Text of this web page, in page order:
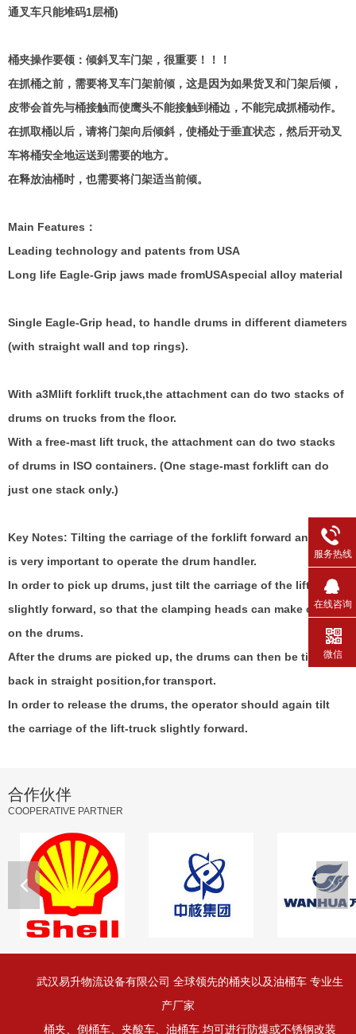
通叉车只能堆码1层桶)
桶夹操作要领：倾斜叉车门架，很重要！！！
在抓桶之前，需要将叉车门架前倾，这是因为如果货叉和门架后倾，
皮带会首先与桶接触而使鹰头不能接触到桶边，不能完成抓桶动作。
在抓取桶以后，请将门架向后倾斜，使桶处于垂直状态，然后开动叉
车将桶安全地运送到需要的地方。
在释放油桶时，也需要将门架适当前倾。
Main Features ：
Leading technology and patents from USA
Long life Eagle-Grip jaws made fromUSAspecial alloy material
Single Eagle-Grip head, to handle drums in different diameters
(with straight wall and top rings).
With a3Mlift forklift truck,the attachment can do two stacks of
drums on trucks from the floor.
With a free-mast lift truck, the attachment can do two stacks
of drums in ISO containers. (One stage-mast forklift can do
just one stack only.)
Key Notes: Tilting the carriage of the forklift forward and back
is very important to operate the drum handler.
In order to pick up drums, just tilt the carriage of the lift-truck
slightly forward, so that the clamping heads can make contact
on the drums.
After the drums are picked up, the drums can then be tilted
back in straight position,for transport.
In order to release the drums, the operator should again tilt
the carriage of the lift-truck slightly forward.
合作伙伴
COOPERATIVE PARTNER
武汉易升物流设备有限公司 全球领先的桶夹以及油桶车 专业生
产厂家
桶夹、倒桶车、夹酸车、油桶车 均可进行防爆或不锈钢改装
服务热线
在线咨询
微信